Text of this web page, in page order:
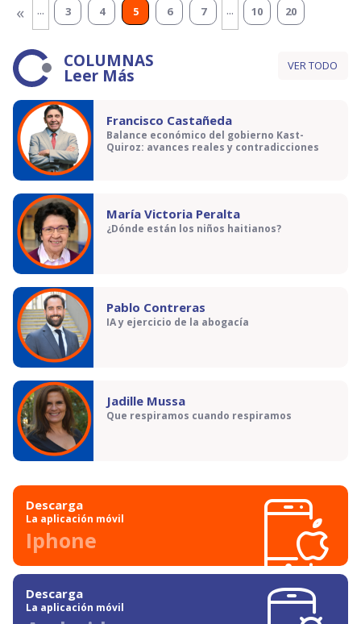
« ... 3 4 5 6 7 ... 10 20
COLUMNAS
Leer Más VER TODO
Francisco Castañeda
Balance económico del gobierno Kast-
Quiroz: avances reales y contradicciones
María Victoria Peralta
¿Dónde están los niños haitianos?
Pablo Contreras
IA y ejercicio de la abogacía
Jadille Mussa
Que respiramos cuando respiramos
Descarga
La aplicación móvil
Iphone
Descarga
La aplicación móvil